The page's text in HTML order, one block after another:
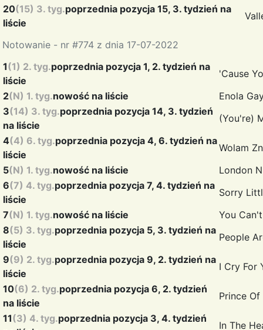
Notowanie - nr #774 z dnia 17-07-2022
20(15) 3. tyg.poprzednia pozycja 15, 3. tydzień na
liście
1(1) 2. tyg.poprzednia pozycja 1, 2. tydzień na
liście
'Cause
2(N) 1. tyg.nowość na liście
Enola
3(14) 3. tyg.poprzednia pozycja 14, 3. tydzień
na liście
(You're)
4(4) 6. tyg.poprzednia pozycja 4, 6. tydzień na
liście
Wolam
5(N) 1. tyg.nowość na liście
London
6(7) 4. tyg.poprzednia pozycja 7, 4. tydzień na
liście
Sorry
7(N) 1. tyg.nowość na liście
You
8(5) 3. tyg.poprzednia pozycja 5, 3. tydzień na
liście
People
9(9) 2. tyg.poprzednia pozycja 9, 2. tydzień na
liście
I Cry For
10(6) 2. tyg.poprzednia pozycja 6, 2. tydzień
na liście
Prince
11(3) 4. tyg.poprzednia pozycja 3, 4. tydzień
In The